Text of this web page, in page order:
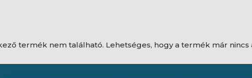
termék nem található. Lehetséges, hogy a termék már nincs